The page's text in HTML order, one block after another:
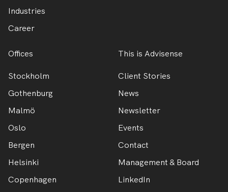
Industries
Career
Offices
Stockholm
Gothenburg
Malmö
Oslo
Bergen
Helsinki
Copenhagen
This is Advisense
Client Stories
News
Newsletter
Events
Contact
Management & Board
LinkedIn